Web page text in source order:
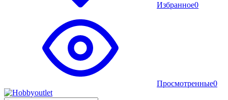
Избранное0
Просмотренные0